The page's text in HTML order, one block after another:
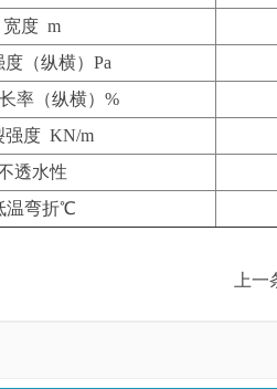
宽度 m
（纵横）Pa
率（纵横）%
强度 KN/m
透水性
温弯折℃
上一